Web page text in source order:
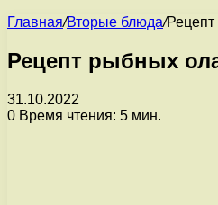
Главная/Вторые блюда/
Рецепт рыбных
31.10.2022
0 Время чтения: 5 мин.